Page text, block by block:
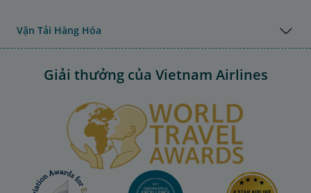
Vận Tải Hàng Hóa
Giải thưởng của Vietnam Airlines